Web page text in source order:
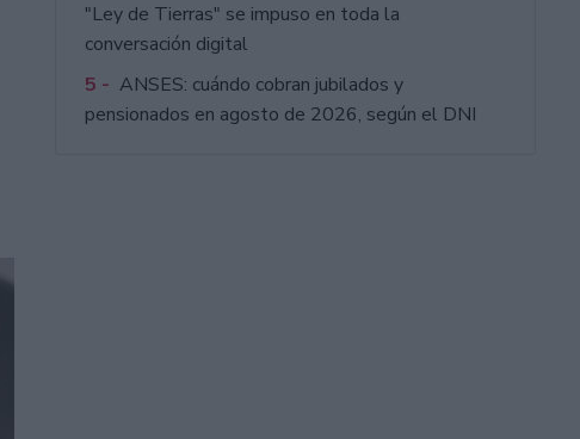
"Ley de Tierras" se impuso en toda la
conversación digital
5 - ANSES: cuándo cobran jubilados y
pensionados en agosto de 2026, según el DNI